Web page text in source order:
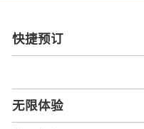
快捷预订
无限体验